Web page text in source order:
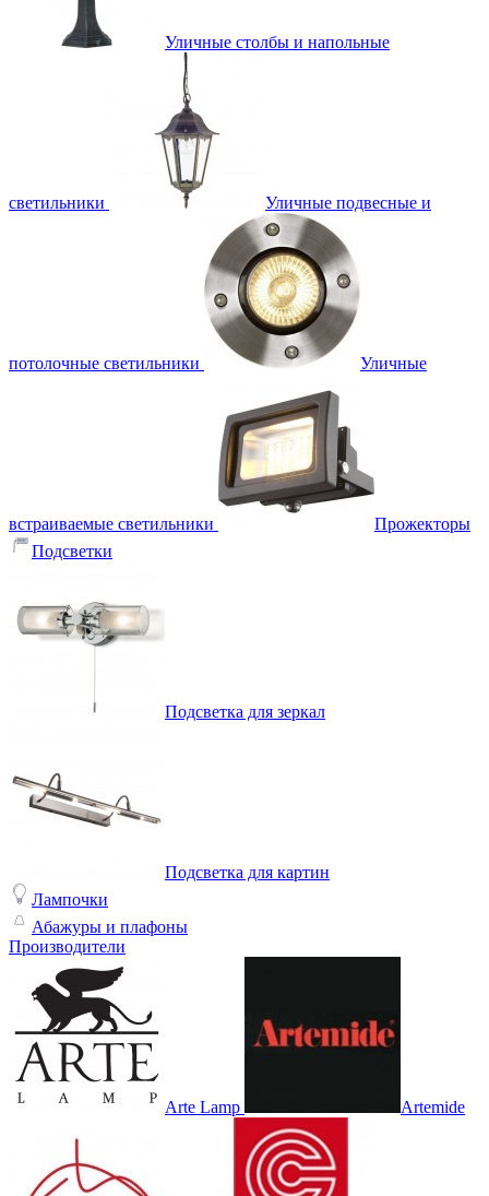
Уличные столбы и напольные
светильники Уличные подвесные и
потолочные светильники Уличные
встраиваемые светильники
Прожекторы
Подсветки
Подсветка для зеркал
Подсветка для картин
Лампочки
Абажуры и плафоны
Производители
Arte Lamp Artemide